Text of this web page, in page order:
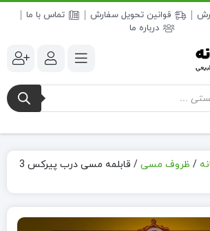
قوانین تحویل سفارش
تماس با ما
درباره ما
/ ظروف مسی /
قابلمه مسی درب پیرکس 3